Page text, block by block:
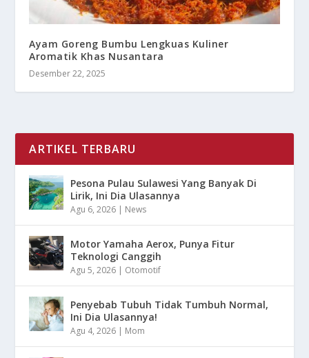
Ayam Goreng Bumbu Lengkuas Kuliner
Aromatik Khas Nusantara
Desember 22, 2025
ARTIKEL TERBARU
Pesona Pulau Sulawesi Yang Banyak Di
Lirik, Ini Dia Ulasannya
Agu 6, 2026 | News
Motor Yamaha Aerox, Punya Fitur
Teknologi Canggih
Agu 5, 2026 | Otomotif
Penyebab Tubuh Tidak Tumbuh Normal,
Ini Dia Ulasannya!
Agu 4, 2026 | Mom